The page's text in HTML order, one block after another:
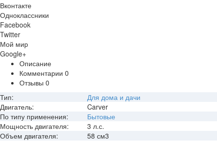
Вконтакте
Одноклассники
Facebook
Twitter
Мой мир
Google+
Описание
Комментарии 0
Отзывы 0
Тип:
Для дома и дачи
Двигатель:
Carver
По типу применения:
Бытовые
Мощность двигателя:
3 л.с.
Объем двигателя:
58 см3